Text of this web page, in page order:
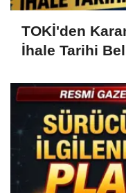
TOKİ'den
İhale Tarihi